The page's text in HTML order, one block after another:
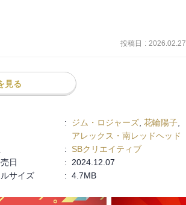
ら爆下がればまた、評価される本なのだろう。
り面白くはなかった。
投稿日 : 2026.02.27
見る
: ジム・ロジャーズ 花輪陽子
アレックス・南レッドヘッド
:
SBクリエイティブ
日 :
2024.12.07
サイズ : 4.7MB